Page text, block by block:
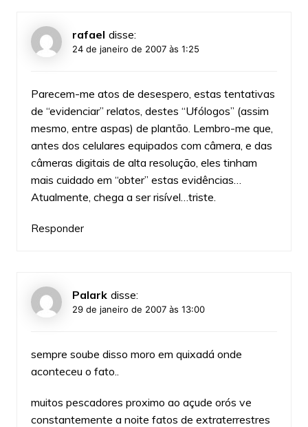
rafael disse:
24 de janeiro de 2007 às 1:25
Parecem-me atos de desespero, estas tentativas
de “evidenciar” relatos, destes “Ufólogos” (assim
mesmo, entre aspas) de plantão. Lembro-me que,
antes dos celulares equipados com câmera, e das
câmeras digitais de alta resolução, eles tinham
mais cuidado em “obter” estas evidências…
Atualmente, chega a ser risível…triste.
Responder
Palark disse:
29 de janeiro de 2007 às 13:00
sempre soube disso moro em quixadá onde
aconteceu o fato..
muitos pescadores proximo ao açude orós ve
constantemente a noite fatos de extraterrestres